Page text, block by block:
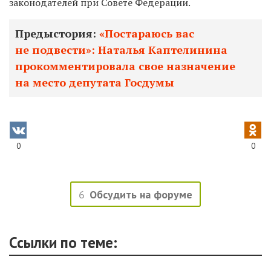
Предыстория: «Постараюсь вас
не подвести»: Наталья Каптелинина
прокомментировала свое назначение
на место депутата Госдумы
0 0
6 Обсудить на форуме
Ссылки по теме: